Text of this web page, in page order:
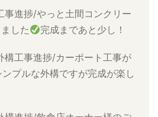
事進捗/やっと土間コンクリー
した
完成まであと少し！
構工事進捗/カーポート工事が
ンプルな外構ですが完成が楽し